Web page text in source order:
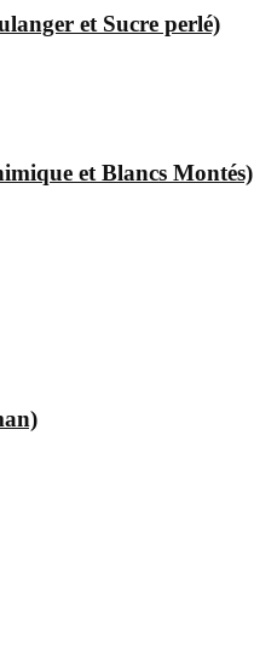
et Sucre perlé)
et Blancs Montés)